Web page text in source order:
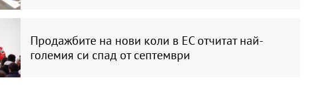
Продажбите на нови коли в ЕС отчитат най-
големия си спад от септември